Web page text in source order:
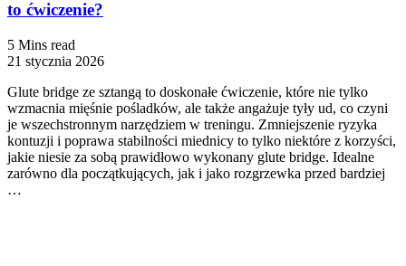
to ćwiczenie?
5 Mins read
21 stycznia 2026
Glute bridge ze sztangą to doskonałe ćwiczenie, które nie tylko
wzmacnia mięśnie pośladków, ale także angażuje tyły ud, co czyni
je wszechstronnym narzędziem w treningu. Zmniejszenie ryzyka
kontuzji i poprawa stabilności miednicy to tylko niektóre z korzyści,
jakie niesie za sobą prawidłowo wykonany glute bridge. Idealne
zarówno dla początkujących, jak i jako rozgrzewka przed bardziej
…